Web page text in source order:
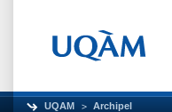
UQAM Archipel